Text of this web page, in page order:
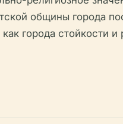
общины города
города стойкости